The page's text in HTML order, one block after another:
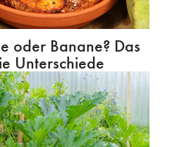
oder Banane? Das
Unterschiede